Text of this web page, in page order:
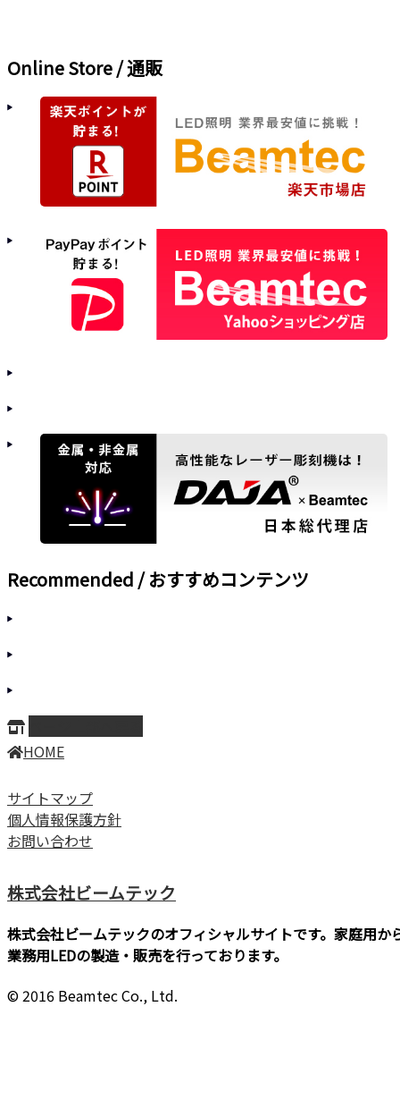
Online Store / 通販
Recommended / おすすめコンテンツ
HOME
サイトマップ
個人情報保護方針
お問い合わせ
株式会社ビームテック
株式会社ビームテックのオフィシャルサイトです。家庭用か
業務用LEDの製造・販売を行っております。
© 2016 Beamtec Co., Ltd.